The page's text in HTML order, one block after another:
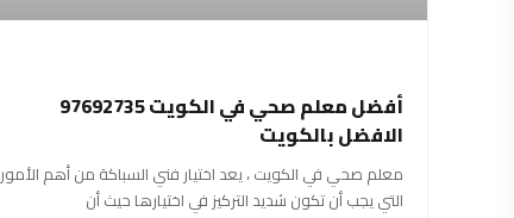
أفضل معلم صحي في الكويت 97692735
الافضل بالكويت
معلم صحي في الكويت ، يعد اختيار فني السباكة من أهم الأمور
التي يجب أن تكون شديد التركيز في اختيارها حيث أن